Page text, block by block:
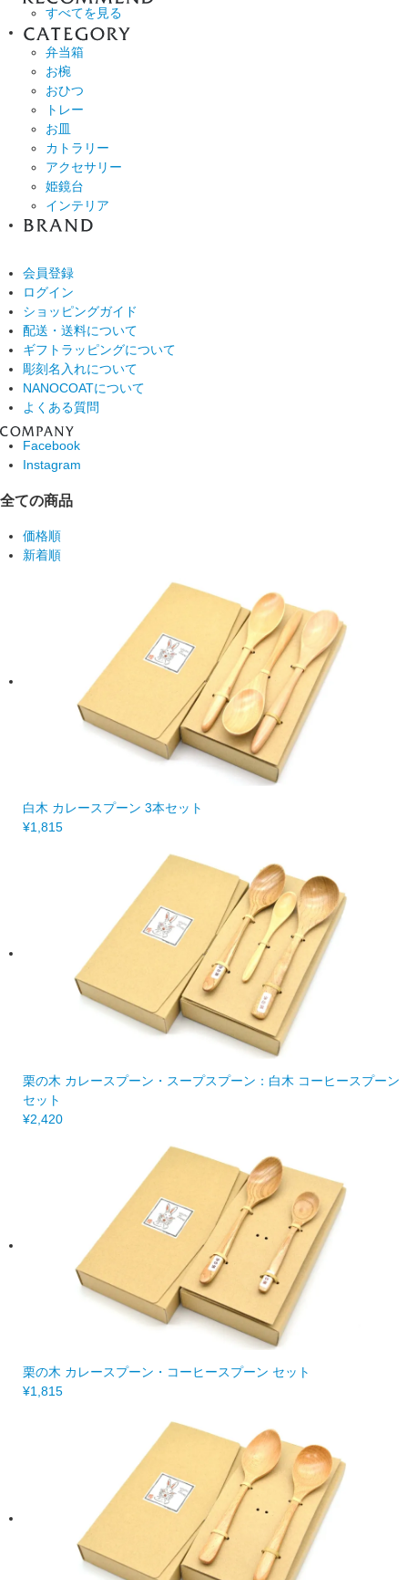
すべてを見る
弁当箱
お椀
おひつ
トレー
お皿
カトラリー
アクセサリー
姫鏡台
インテリア
会員登録
ログイン
ショッピングガイド
配送・送料について
ギフトラッピングについて
彫刻名入れについて
NANOCOATについて
よくある質問
Facebook
Instagram
全ての商品
価格順
新着順
白木 カレースプーン 3本セット
¥1,815
栗の木 カレースプーン・スープスプーン：白木 コーヒースプーン
セット
¥2,420
栗の木 カレースプーン・コーヒースプーン セット
¥1,815